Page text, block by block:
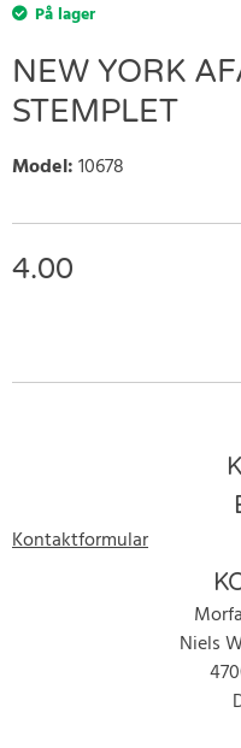
På lager
NEW YORK
STEMPLET
Model:10678
4.00
Kontaktformular
Niels